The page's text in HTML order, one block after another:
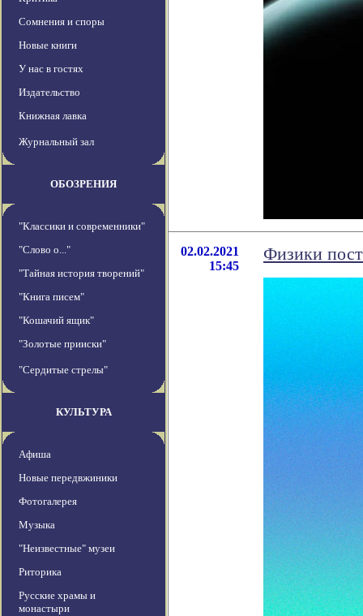
Сомнения и споры
Новые книги
У нас в гостях
Издательство
Книжная лавка
Журнальный зал
ОБОЗРЕНИЯ
"Классики и современники"
"Слово о..."
"Тайная история творений"
"Книга писем"
"Кошачий ящик"
"Золотые прииски"
"Сердитые стрелы"
КУЛЬТУРА
Афиша
Новые передвжиники
Фотогалерея
Музыка
"Неизвестные" музеи
Риторика
Русские храмы и
монастыри
02.02.2021
15:45
Физики